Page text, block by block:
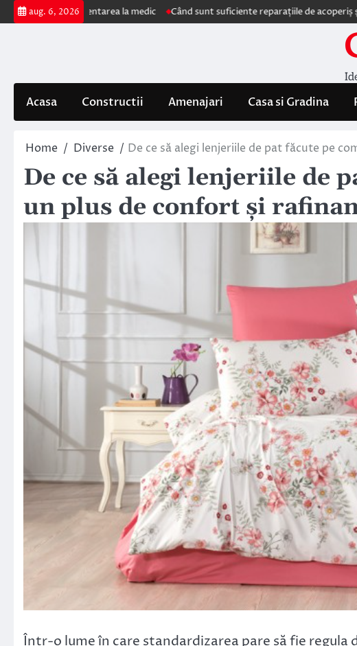
Skip
to
aug. 6, 2026
prezentarea la medic Când sunt suficiente reparațiile de acoperiș și când este
Acasa Constructii Amenajari Casa si Gradina
Home Diverse De ce să alegi lenjeriile de pat făcute pe
De ce să alegi lenjeriile de
un plus de confort și
Într-o lume în care standardizarea pare să fie regula